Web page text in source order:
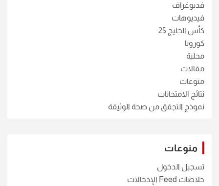
فديوغراف
فيديوهات
كأس الخليج 25
كورونا
محلية
مقالات
منوعات
نتائج الامتحانات
نموذج التجقق من صحة الوثيقة
منوعات
تسجيل الدخول
خلاصات Feed الإدخالات